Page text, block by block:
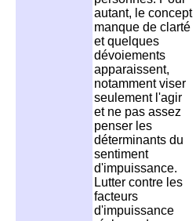
autant, le concept
manque de clarté
et quelques
dévoiements
apparaissent,
notamment viser
seulement l'agir
et ne pas assez
penser les
déterminants du
sentiment
d'impuissance.
Lutter contre les
facteurs
d'impuissance